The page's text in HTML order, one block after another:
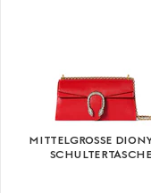
MITTELGROSSE
CHULTERTASCHE